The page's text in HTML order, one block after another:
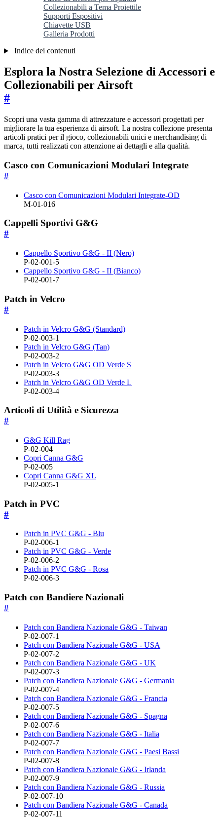
Collezionabili a Tema Proiettile
Supporti Espositivi
Chiavette USB
Galleria Prodotti
Indice dei contenuti
Esplora la Nostra Selezione di Accessori e
Collezionabili per Airsoft
#
Scopri una vasta gamma di attrezzature e accessori progettati per
migliorare la tua esperienza di airsoft. La nostra collezione presenta
articoli pratici per il gioco, collezionabili unici e merchandising di
marca, tutti realizzati con attenzione ai dettagli e alla qualità.
Casco con Comunicazioni Modulari Integrate
#
Casco con Comunicazioni Modulari Integrate-OD
M-01-016
Cappelli Sportivi G&G
#
Cappello Sportivo G&G - II (Nero)
P-02-001-5
Cappello Sportivo G&G - II (Bianco)
P-02-001-7
Patch in Velcro
#
Patch in Velcro G&G (Standard)
P-02-003-1
Patch in Velcro G&G (Tan)
P-02-003-2
Patch in Velcro G&G OD Verde S
P-02-003-3
Patch in Velcro G&G OD Verde L
P-02-003-4
Articoli di Utilità e Sicurezza
#
G&G Kill Rag
P-02-004
Copri Canna G&G
P-02-005
Copri Canna G&G XL
P-02-005-1
Patch in PVC
#
Patch in PVC G&G - Blu
P-02-006-1
Patch in PVC G&G - Verde
P-02-006-2
Patch in PVC G&G - Rosa
P-02-006-3
Patch con Bandiere Nazionali
#
Patch con Bandiera Nazionale G&G - Taiwan
P-02-007-1
Patch con Bandiera Nazionale G&G - USA
P-02-007-2
Patch con Bandiera Nazionale G&G - UK
P-02-007-3
Patch con Bandiera Nazionale G&G - Germania
P-02-007-4
Patch con Bandiera Nazionale G&G - Francia
P-02-007-5
Patch con Bandiera Nazionale G&G - Spagna
P-02-007-6
Patch con Bandiera Nazionale G&G - Italia
P-02-007-7
Patch con Bandiera Nazionale G&G - Paesi Bassi
P-02-007-8
Patch con Bandiera Nazionale G&G - Irlanda
P-02-007-9
Patch con Bandiera Nazionale G&G - Russia
P-02-007-10
Patch con Bandiera Nazionale G&G - Canada
P-02-007-11